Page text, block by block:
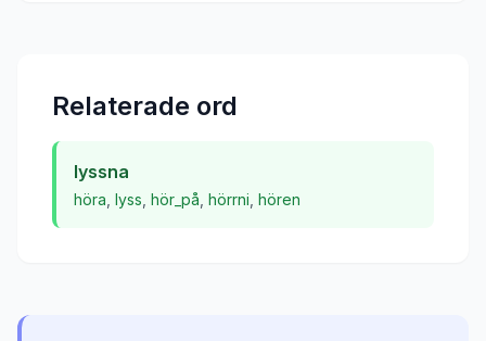
Relaterade ord
lyssna
höra lyss hör_på hörrni hören